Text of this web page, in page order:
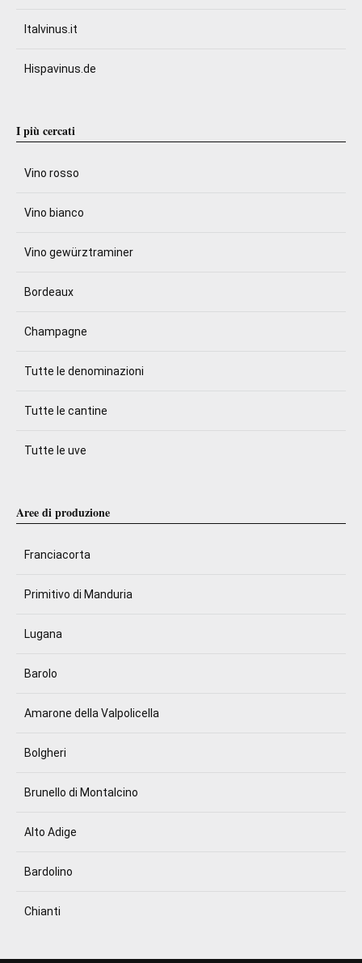
Italvinus.it
Hispavinus.de
I più cercati
Vino rosso
Vino bianco
Vino gewürztraminer
Bordeaux
Champagne
Tutte le denominazioni
Tutte le cantine
Tutte le uve
Aree di produzione
Franciacorta
Primitivo di Manduria
Lugana
Barolo
Amarone della Valpolicella
Bolgheri
Brunello di Montalcino
Alto Adige
Bardolino
Chianti